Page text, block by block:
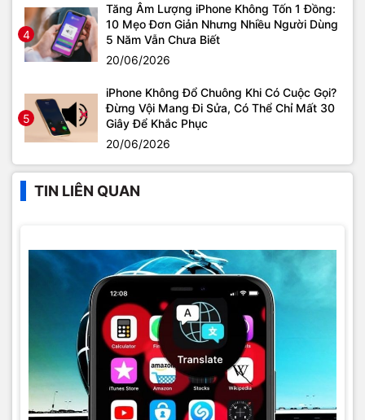
4
Tăng Âm Lượng iPhone Không Tốn 1 Đồng:
10 Mẹo Đơn Giản Nhưng Nhiều Người Dùng
5 Năm Vẫn Chưa Biết
20/06/2026
5
iPhone Không Đổ Chuông Khi Có Cuộc Gọi?
Đừng Vội Mang Đi Sửa, Có Thể Chỉ Mất 30
Giây Để Khắc Phục
20/06/2026
TIN LIÊN QUAN